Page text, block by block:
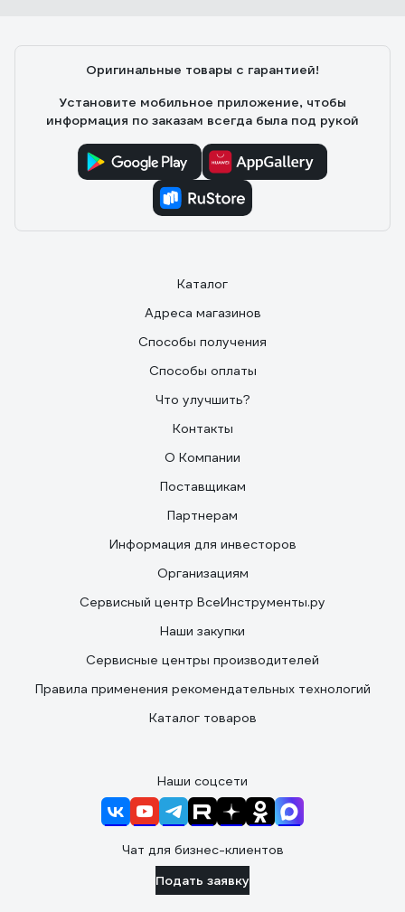
Оригинальные товары с гарантией!
Установите мобильное приложение, чтобы
информация по заказам всегда была под рукой
Каталог
Адреса магазинов
Способы получения
Способы оплаты
Что улучшить?
Контакты
О Компании
Поставщикам
Партнерам
Информация для инвесторов
Организациям
Сервисный центр ВсеИнструменты.ру
Наши закупки
Сервисные центры производителей
Правила применения рекомендательных технологий
Каталог товаров
Наши соцсети
Чат для бизнес-клиентов
Подать заявку